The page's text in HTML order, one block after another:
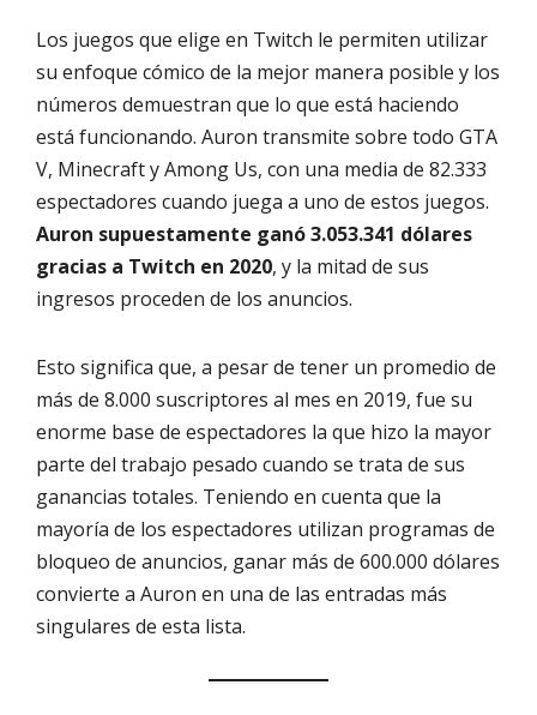
Los juegos que elige en Twitch le permiten utilizar
su enfoque cómico de la mejor manera posible y los
números demuestran que lo que está haciendo
está funcionando. Auron transmite sobre todo GTA
V, Minecraft y Among Us, con una media de 82.333
espectadores cuando juega a uno de estos juegos.
Auron supuestamente ganó 3.053.341 dólares
gracias a Twitch en 2020, y la mitad de sus
ingresos proceden de los anuncios.
Esto significa que, a pesar de tener un promedio de
más de 8.000 suscriptores al mes en 2019, fue su
enorme base de espectadores la que hizo la mayor
parte del trabajo pesado cuando se trata de sus
ganancias totales. Teniendo en cuenta que la
mayoría de los espectadores utilizan programas de
bloqueo de anuncios, ganar más de 600.000 dólares
convierte a Auron en una de las entradas más
singulares de esta lista.